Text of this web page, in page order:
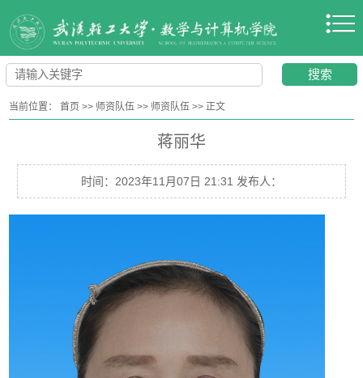
当前位置：首页 >> 师资队伍 >> 师资队伍 >>正文
蒋丽华
时间：2023年11月07日 21:31 发布人：